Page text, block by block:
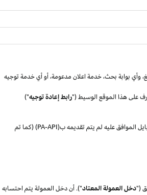
وأي بوابة بحث،خدمة اعلان مدعومة،أوأي خدمة توجيه
على هذا الموقع الوسيط ("رابط إعادة توجيه")
الموافقعليه لم يتم تقديمه ب(PA-API) (كما تم
("دخل العمولة المعتاد"). أن دخل العمولة يتم احتسابه